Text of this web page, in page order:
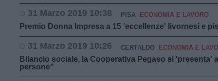
31 Marzo 2019 10:38 PISA ECONOMIA E LAVORO
Premio Donna Impresa a 15 'eccellenze' livornesi e
31 Marzo 2019 10:26 CERTALDO ECONOMIA E
Bilancio sociale, la Cooperativa Pegaso si 'presenta'
persone"